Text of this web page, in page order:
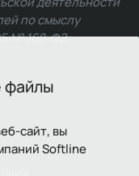
файлы
сайт, вы
Softline
по смыслу
№ 168-ФЗ.